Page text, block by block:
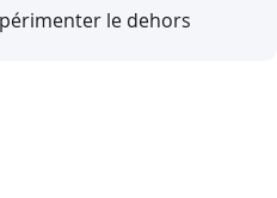
le dehors